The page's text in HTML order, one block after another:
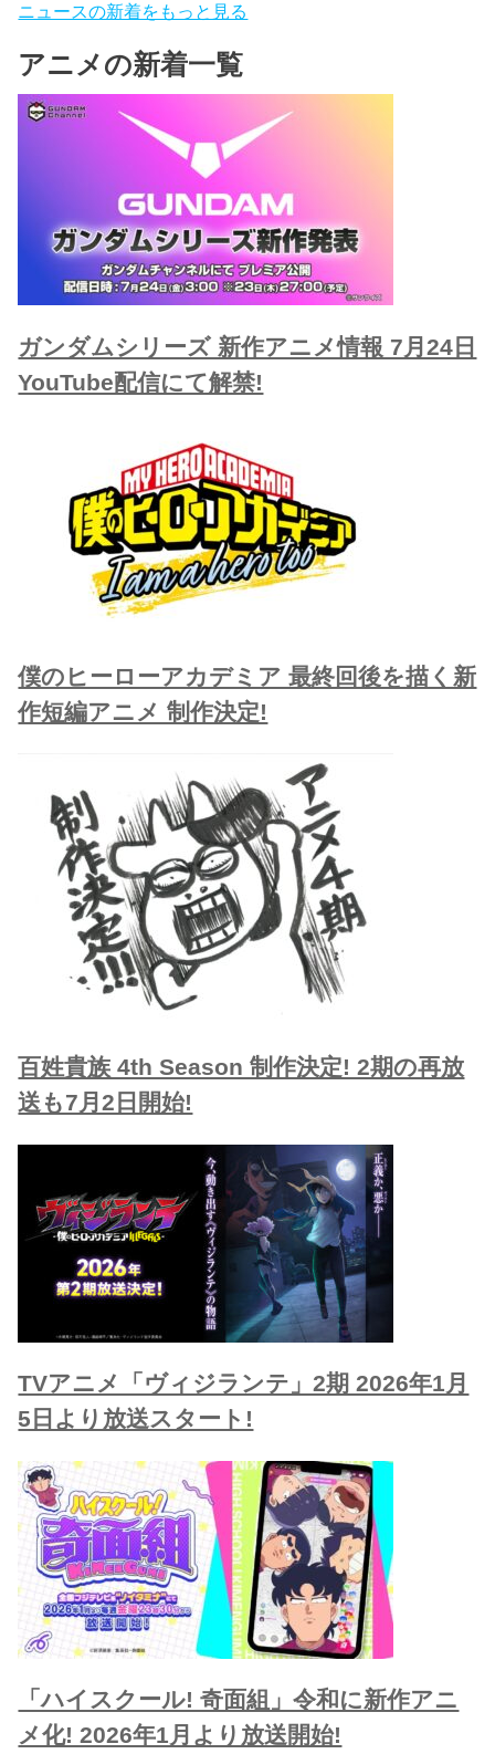
ニュースの新着をもっと見る
アニメの新着一覧
ガンダムシリーズ 新作アニメ情報 7月24日
YouTube配信にて解禁!
僕のヒーローアカデミア 最終回後を描く新
作短編アニメ 制作決定!
百姓貴族 4th Season 制作決定! 2期の再放
送も7月2日開始!
TVアニメ「ヴィジランテ」2期 2026年1月
5日より放送スタート!
「ハイスクール! 奇面組」令和に新作アニ
メ化! 2026年1月より放送開始!